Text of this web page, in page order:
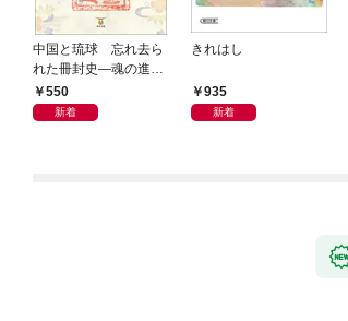
中国と琉球 忘れ去ら
れた冊封史―魂の進化
―550
新着
きれはし
935
新着